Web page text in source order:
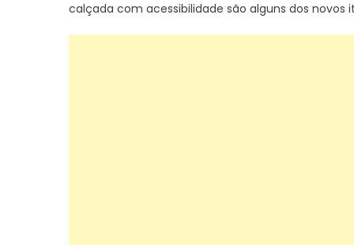
calçada com acessibilidade são alguns dos